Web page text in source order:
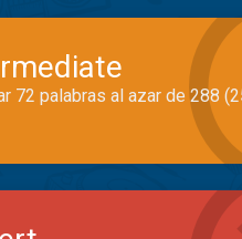
72 palabras al azar de 288